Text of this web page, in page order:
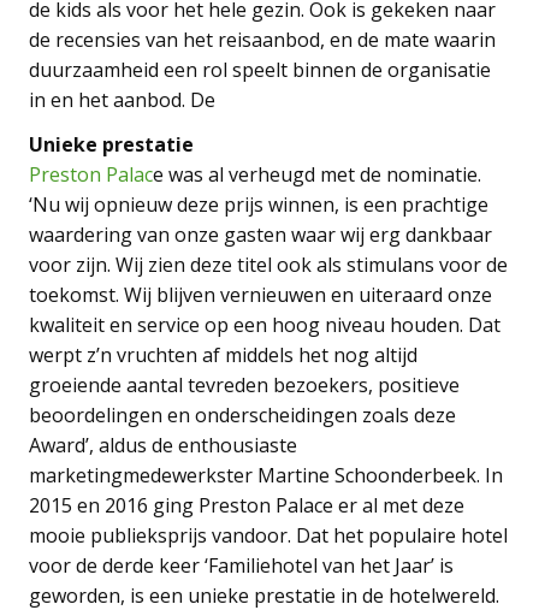
de kids als voor het hele gezin. Ook is gekeken naar
de recensies van het reisaanbod, en de mate waarin
duurzaamheid een rol speelt binnen de organisatie
in en het aanbod. De
Unieke prestatie
Preston Palace was al verheugd met de nominatie.
‘Nu wij opnieuw deze prijs winnen, is een prachtige
waardering van onze gasten waar wij erg dankbaar
voor zijn. Wij zien deze titel ook als stimulans voor de
toekomst. Wij blijven vernieuwen en uiteraard onze
kwaliteit en service op een hoog niveau houden. Dat
werpt z’n vruchten af middels het nog altijd
groeiende aantal tevreden bezoekers, positieve
beoordelingen en onderscheidingen zoals deze
Award’, aldus de enthousiaste
marketingmedewerkster Martine Schoonderbeek. In
2015 en 2016 ging Preston Palace er al met deze
mooie publieksprijs vandoor. Dat het populaire hotel
voor de derde keer ‘Familiehotel van het Jaar’ is
geworden, is een unieke prestatie in de hotelwereld.